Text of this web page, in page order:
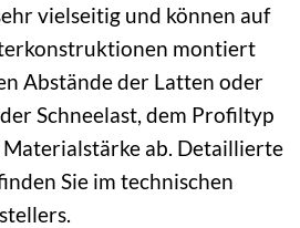
vielseitig und können auf
montiert
Abstände der Latten oder
Schneelast, dem Profiltyp
ab. Detaillierte
Sie im technischen